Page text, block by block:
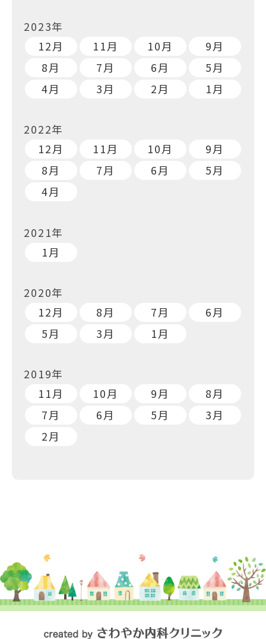
2023年
12月
11月 10月
9月
8月
7月 6月
5月
4月
3月 2月 1月
2022年
12月
11月 10月
9月
8月
7月 6月
5月
4月
2021年
1月
2020年
12月
8月 7月
6月
5月
3月 1月
2019年
11月
10月 9月
8月
7月
6月 5月
3月
2月